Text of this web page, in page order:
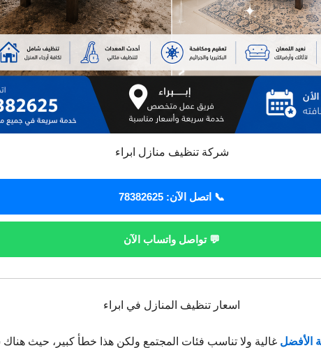
شركة تنظيف منازل ابراء
📞 اتصل الآن: 78382625
💬 تواصل واتساب الآن
اسعار تنظيف المنازل في ابراء
الأفضل غالية ولا تناسب فئات المجتمع ولكن هذا خطأ كبير، حيث